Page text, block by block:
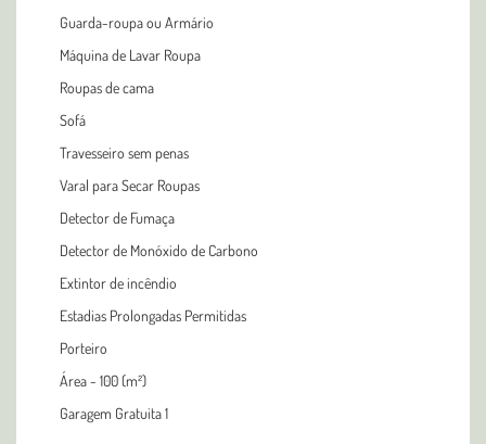
Guarda-roupa ou Armário
Máquina de Lavar Roupa
Roupas de cama
Sofá
Travesseiro sem penas
Varal para Secar Roupas
Detector de Fumaça
Detector de Monóxido de Carbono
Extintor de incêndio
Estadias Prolongadas Permitidas
Porteiro
Área - 100 (m²)
Garagem Gratuita 1